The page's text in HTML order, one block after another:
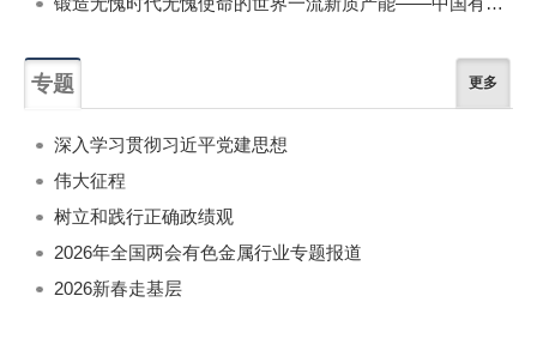
专题 更多
深入学习贯彻习近平党建思想
伟大征程
树立和践行正确政绩观
2026年全国两会有色金属行业专题报道
2026新春走基层